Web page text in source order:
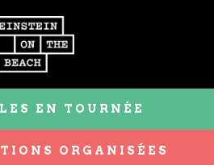
EN TOURNÉE
ORGANISÉES